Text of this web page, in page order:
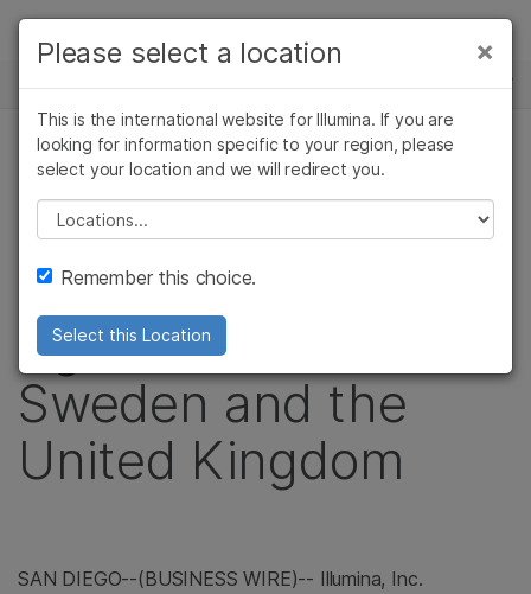
Skip to content
솔루션
학습
회사
지원
추천 링크
뉴스 센터
보도 자료
Illumina Files Patent
Infringement Suits
Against BGI in
Sweden and the
United Kingdom
SAN DIEGO--(BUSINESS WIRE)-- Illumina, Inc.
×
Please select a location
This is the international website for Illumina. If you are
looking for information specific to your region, please
select your location and we will redirect you.
Please select a location
Remember this choice.
Select this Location
×
암 연구
미생물학 연구
농업유전체학 연구
복합 질환 연구
임상 종양학 연구
생식 보건 연구
연구